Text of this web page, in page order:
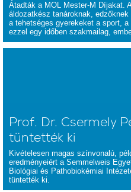
Átadták a MOL Mester-M Díjakat.
áldozatkész tanároknak,
a tehetséges gyerekeket a sport,
ezzel egy időben szakmailag,
Prof. Dr. Csermely
tüntették ki
Kivételesen magas színvonalú,
eredményeiért a Semmelweis
Biológiai és Pathobiokémiai
tüntették ki.